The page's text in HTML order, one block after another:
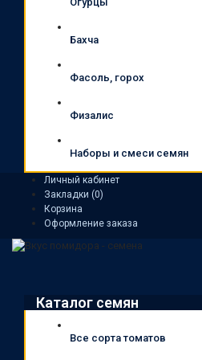
Бахча
Фасоль, горох
Физалис
Наборы и смеси семян
Личный кабинет
Закладки (0)
Корзина
Оформление заказа
Каталог семян
Все сорта томатов